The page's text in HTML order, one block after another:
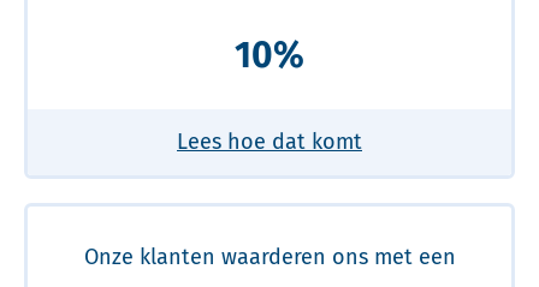
10%
Lees hoe dat komt
Onze klanten waarderen ons met een